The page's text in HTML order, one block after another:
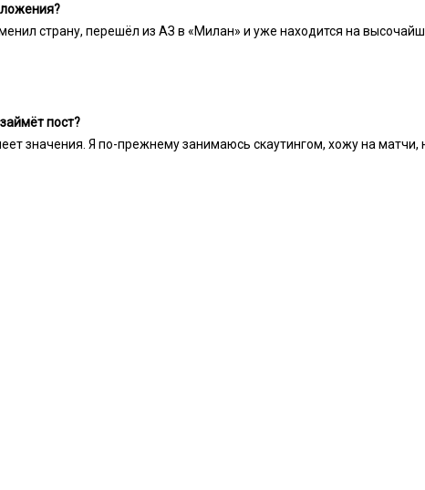
страну, перешёл из АЗ в «Милан» и уже находится на
пост?
значения. Я по-прежнему занимаюсь скаутингом, хожу на